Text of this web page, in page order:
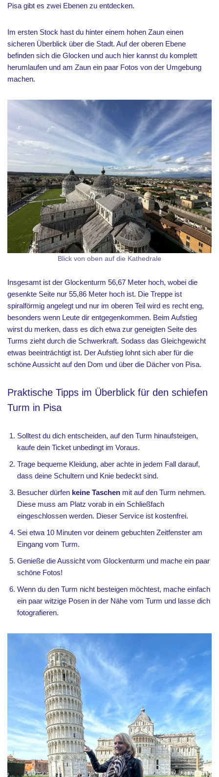
Pisa gibt es zwei Ebenen zu entdecken.
Im ersten Stock hast du hinter einem hohen Zaun einen
sicheren Überblick über die Stadt. Auf der oberen Ebene
befinden sich die Glocken und auch hier kannst du komplett
herumlaufen und am Zaun ein paar Fotos von der Umgebung
machen.
Blick von oben auf die Kathedrale
Insgesamt ist der Glockenturm 56,67 Meter hoch, wobei die
gesenkte Seite nur 55,86 Meter hoch ist. Die Treppe ist
spiralförmig angelegt und nur im oberen Teil wird es recht eng,
besonders wenn Leute dir entgegenkommen. Beim Aufstieg
wirst du merken, dass es dich etwa zur geneigten Seite des
Turms zieht durch die Schwerkraft. Sodass das Gleichgewicht
etwas beeinträchtigt ist. Der Aufstieg lohnt sich aber für die
schöne Aussicht auf den Dom und über die Dächer von Pisa.
Praktische Tipps im Überblick für den schiefen
Turm in Pisa
Solltest du dich entscheiden, auf den Turm hinaufsteigen,
kaufe dein Ticket unbedingt im Voraus.
Trage bequeme Kleidung, aber achte in jedem Fall darauf,
dass deine Schultern und Knie bedeckt sind.
Besucher dürfen keine Taschen mit auf den Turm nehmen.
Diese muss am Platz vorab in ein Schließfach
eingeschlossen werden. Dieser Service ist kostenfrei.
Sei etwa 10 Minuten vor deinem gebuchten Zeitfenster am
Eingang vom Turm.
Genieße die Aussicht vom Glockenturm und mache ein paar
schöne Fotos!
Wenn du den Turm nicht besteigen möchtest, mache einfach
ein paar witzige Posen in der Nähe vom Turm und lasse dich
fotografieren.